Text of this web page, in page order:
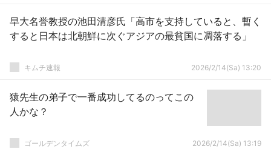
早大名誉教授の池田清彦氏「高市を支持していると、暫く
すると日本は北朝鮮に次ぐアジアの最貧国に凋落する」
キムチ速報 2026/2/14(Sa) 13:20
猿先生の弟子で一番成功してるのってこの
人かな？
ゴールデンタイムズ 2026/2/14(Sa) 13:19